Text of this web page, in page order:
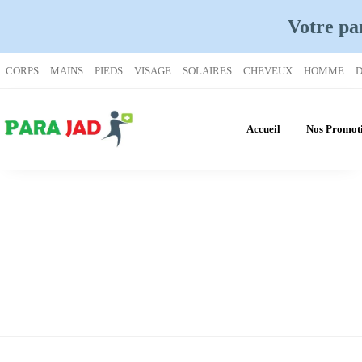
Votre
CORPS MAINS PIEDS VISAGE SOLAIRES CHEVEUX HOMME
Accueil Nos